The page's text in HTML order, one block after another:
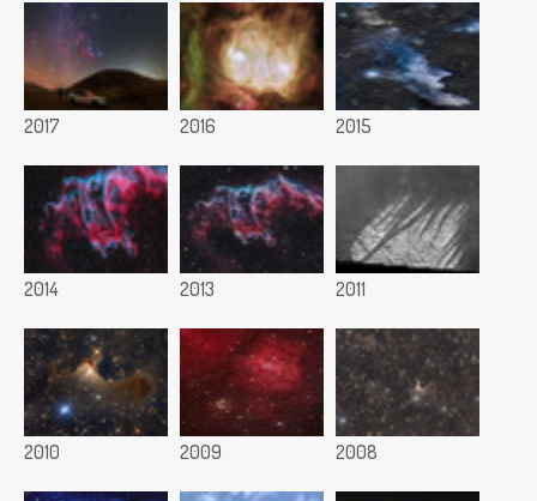
2017 2016 2015
2014 2013 2011
2010 2009 2008